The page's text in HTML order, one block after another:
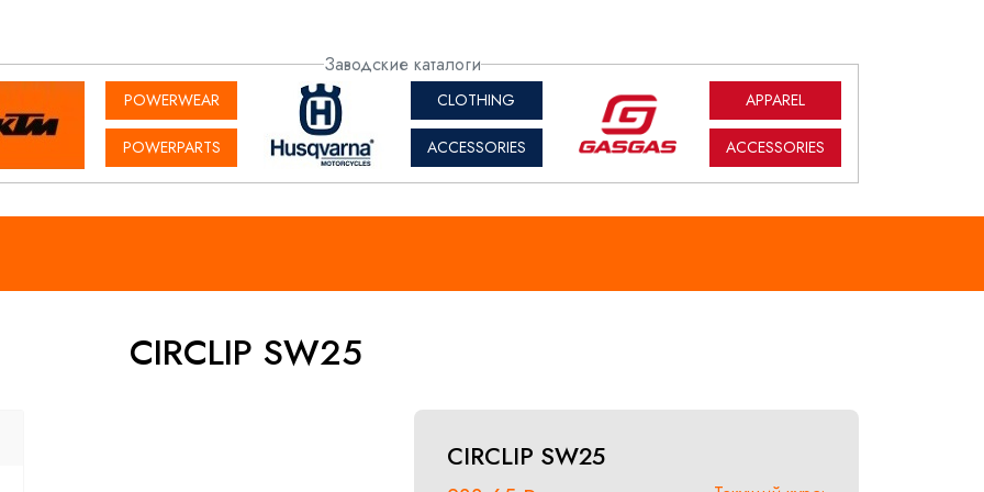
Заводские каталоги
POWERWEAR
POWERPARTS
CLOTHING
ACCESSORIES
APPAREL
ACCESSORIES
CIRCLIP SW25
CIRCLIP SW25